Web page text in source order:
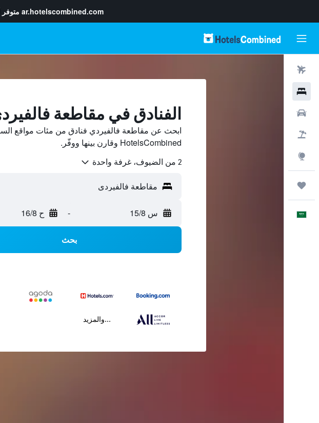
ar.hotelscombined.com متوفر
الفنادق في مقاطعة
ابحث عن مقاطعة فالفيردي فنادق من مئات مواقع
HotelsCombined وقارن بينها ووفّر.
2 من الضيوف، غرفة واحدة
س 15/8 - ح 16/8
بحث
...والمزيد